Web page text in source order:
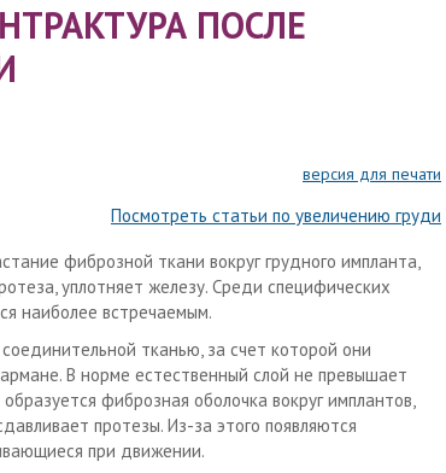
ПОСЛЕ
версия для печати
Посмотреть статьи по увеличению груди
фиброзной ткани вокруг грудного импланта,
уплотняет железу. Среди специфических
наиболее встречаемым.
тканью, за счет которой они
В норме естественный слой не превышает
фиброзная оболочка вокруг имплантов,
протезы. Из-за этого появляются
при движении.